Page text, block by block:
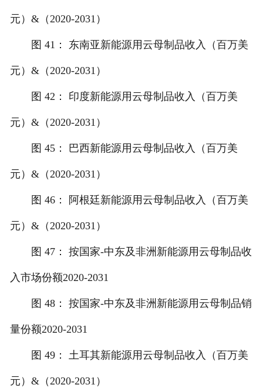
元）&（2020-2031）
图 41： 东南亚新能源用云母制品收入（百万美
元）&（2020-2031）
图 42： 印度新能源用云母制品收入（百万美
元）&（2020-2031）
图 45： 巴西新能源用云母制品收入（百万美
元）&（2020-2031）
图 46： 阿根廷新能源用云母制品收入（百万美
元）&（2020-2031）
图 47： 按国家-中东及非洲新能源用云母制品收
入市场份额2020-2031
图 48： 按国家-中东及非洲新能源用云母制品销
量份额2020-2031
图 49： 土耳其新能源用云母制品收入（百万美
元）&（2020-2031）